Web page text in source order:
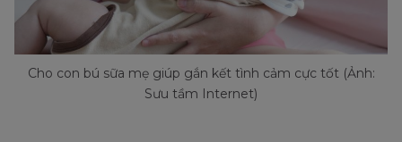
Cho con bú sữa mẹ giúp gắn kết tình cảm cực tốt (Ảnh:
Sưu tầm Internet)